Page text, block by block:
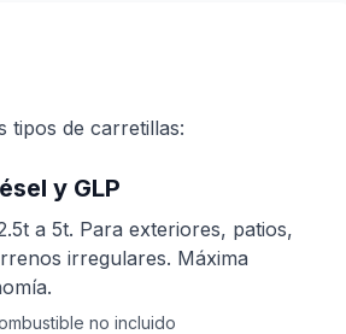
tipos de carretillas:
y GLP
a 5t. Para exteriores, patios,
irregulares. Máxima
no incluido